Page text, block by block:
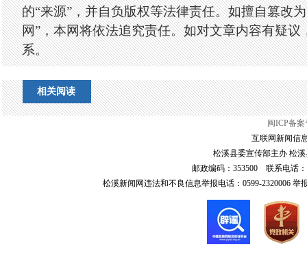
的“来源”，并自负版权等法律责任。如擅自篡改
网”，本网将依法追究责任。如对文章内容有疑议
系。
相关阅读
闽ICP备案
互联网新闻信
松溪县委宣传部主办 松
邮政编码：353500 联系电话：
松溪新闻网违法和不良信息举报电话：0599-2320006 举